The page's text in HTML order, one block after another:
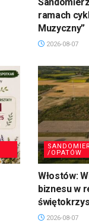
ramach
Muzyczny”
2026-08-07
/OPATÓW
Włostów:
biznesu w
2026-08-07